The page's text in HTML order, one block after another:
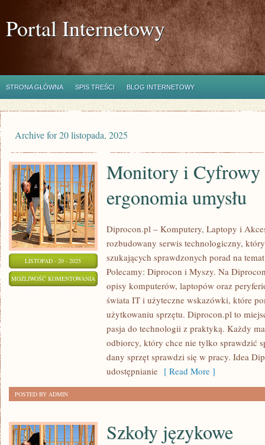
Portal Internetowy
STRONA GŁÓWNA SPIS TREŚCI BLOG INTERNETOWY
Archive for 20 listopada, 2025
LISTOPAD - 20 - 2025
MOŻLIWOŚĆ KOMENTOWANIA
MINIMALIZM
UMYSŁU
Monitory i
ergonomia umysłu
Diprocon.pl – Komputery, Laptopy i
rozbudowany serwis technologiczny,
szukających sprawdzonych porad na
Polecamy: Diprocon i Myszy. Na
opisy komputerów, laptopów oraz
świata IT i użyteczne wskazówki, które
użytkowaniu sprzętu. Diprocon.pl to
pasja do technologii z praktyką. Każdy
odbiorcy, który chce nie tylko sprawdzić
dany sprzęt sprawdzi się w pracy. Idea
udostępnianie [ Read More ]
POSTED BY ADMIN
Szkoły językowe